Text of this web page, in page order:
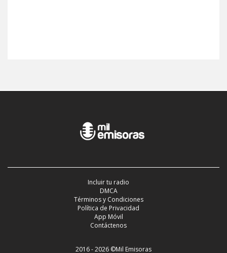
Incluir tu radio
DMCA
Términos y Condiciones
Política de Privacidad
App Móvil
Contáctenos
2016 - 2026 ©Mil Emisoras